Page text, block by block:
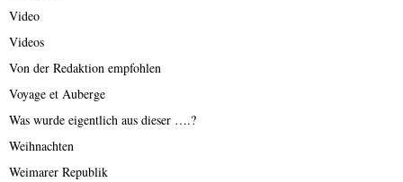
Video
Videos
Von der Redaktion empfohlen
Voyage et Auberge
Was wurde eigentlich aus dieser ….?
Weihnachten
Weimarer Republik